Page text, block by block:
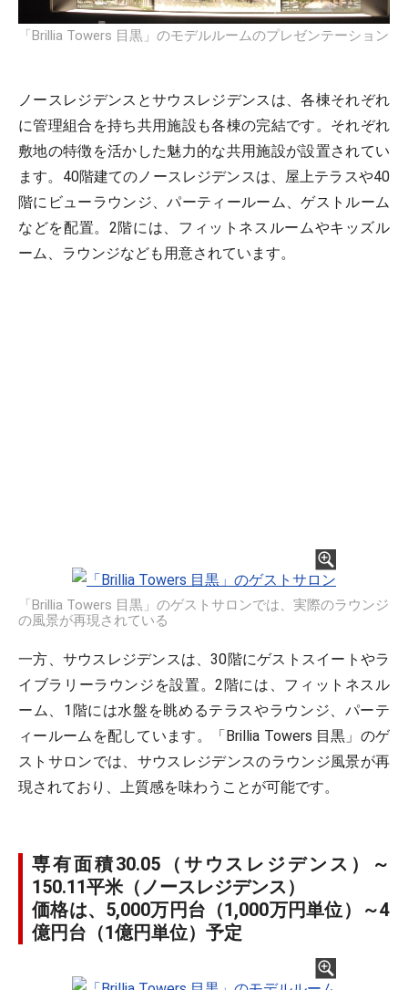
「Brillia Towers 目黒」のモデルルームのプレゼンテーション
ノースレジデンスとサウスレジデンスは、各棟それぞれ
に管理組合を持ち共用施設も各棟の完結です。それぞれ
敷地の特徴を活かした魅力的な共用施設が設置されてい
ます。40階建てのノースレジデンスは、屋上テラスや40
階にビューラウンジ、パーティールーム、ゲストルーム
などを配置。2階には、フィットネスルームやキッズル
ーム、ラウンジなども用意されています。
「Brillia Towers 目黒」のゲストサロンでは、実際のラウンジ
の風景が再現されている
一方、サウスレジデンスは、30階にゲストスイートやラ
イブラリーラウンジを設置。2階には、フィットネスル
ーム、1階には水盤を眺めるテラスやラウンジ、パーテ
ィールームを配しています。「Brillia Towers 目黒」のゲ
ストサロンでは、サウスレジデンスのラウンジ風景が再
現されており、上質感を味わうことが可能です。
専有面積30.05（サウスレジデンス）～
150.11平米（ノースレジデンス）
価格は、5,000万円台（1,000万円単位）～4
億円台（1億円単位）予定